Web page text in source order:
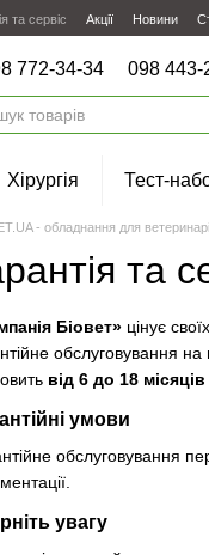
та сервіс Акції Новини
772-34-34 098 443-
Хірургія Тест-
- обладнання для
та
Біовет» цінує
обслуговування
від 6 до 18 місяців
умови
обслуговування
увагу